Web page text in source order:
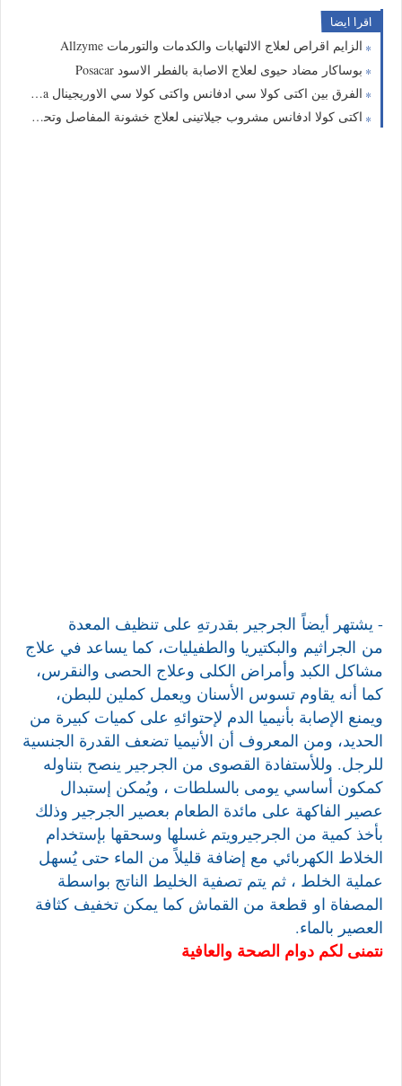
اقرا ايضا
الزايم اقراص لعلاج الالتهابات والكدمات والتورمات Allzyme
بوساكار مضاد حيوى لعلاج الاصابة بالفطر الاسود Posacar
الفرق بين اكتى كولا سي ادفانس واكتى كولا سي الاوريجينال acti colla
اكتى كولا ادفانس مشروب جيلاتينى لعلاج خشونة المفاصل وتحسين ادائها acti colla advance
- يشتهر أيضاً الجرجير بقدرتهِ على تنظيف المعدة
من الجراثيم والبكتيريا والطفيليات، كما يساعد في علاج
مشاكل الكبد وأمراض الكلى وعلاج الحصى والنقرس،
كما أنه يقاوم تسوس الأسنان ويعمل كملين للبطن،
ويمنع الإصابة بأنيميا الدم لإحتوائهِ على كميات كبيرة من
الحديد، ومن المعروف أن الأنيميا تضعف القدرة الجنسية
للرجل. وللأستفادة القصوى من الجرجير ينصح بتناوله
كمكون أساسي يومى بالسلطات ، ويُمكن إستبدال
عصير الفاكهة على مائدة الطعام بعصير الجرجير وذلك
بأخذ كمية من الجرجيرويتم غسلها وسحقها بإستخدام
الخلاط الكهربائي مع إضافة قليلاً من الماء حتى يُسهل
عملية الخلط ، ثم يتم تصفية الخليط الناتج بواسطة
المصفاة او قطعة من القماش كما يمكن تخفيف كثافة
العصير بالماء.
نتمنى لكم دوام الصحة والعافية